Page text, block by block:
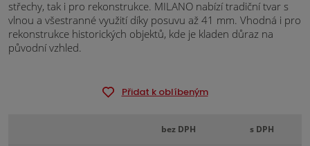
střechy, tak i pro rekonstrukce. MILANO nabízí tradiční tvar s
vlnou a všestranné využití díky posuvu až 41 mm. Vhodná i pro
rekonstrukce historických objektů, kde je kladen důraz na
původní vzhled.
Přidat k oblíbeným
bez DPH s DPH